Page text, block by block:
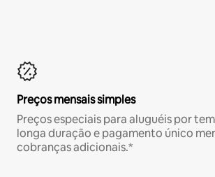
Preços mensais simples
Preços especiais para aluguéis por
longa duração e pagamento único
cobranças adicionais.*